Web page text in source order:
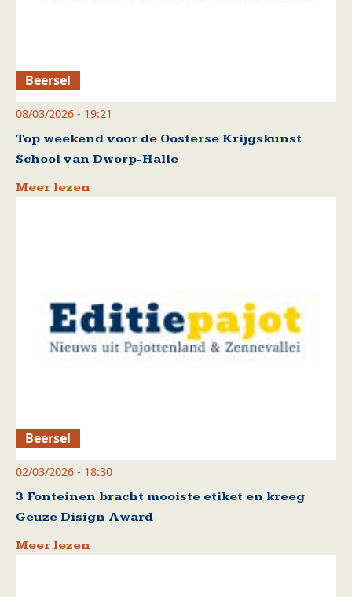
Beersel
08/03/2026 - 19:21
Top weekend voor de Oosterse Krijgskunst
School van Dworp-Halle
Meer lezen
Beersel
02/03/2026 - 18:30
3 Fonteinen bracht mooiste etiket en kreeg
Geuze Disign Award
Meer lezen